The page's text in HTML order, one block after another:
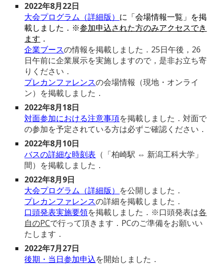
2022年8月22日
大会プログラム（詳細版） に「会場情報一覧」を掲
載しました．※参加申込された方のみアクセスでき
ます ．
企業ブースの情報を掲載しました．25日午後，26
日午前に企業展示を実施しますので，是非お立ち寄
りください．
プレカンファレンスの会場情報（現地・オンライ
ン）を掲載しました．
2022年8月18日
対面参加における注意事項を掲載しました．対面で
の参加を予定されている方は必ずご確認ください．
2022年8月10日
バスの詳細な時刻表 （「柏崎駅 ⇔ 新潟工科大学」
間）を掲載しました．
2022年8月9日
大会プログラム（詳細版） を公開しました．
プレカンファレンスの詳細を掲載しました．
口頭発表実施要領を掲載しました．※口頭発表は各
自のPCで行って頂きます．PCのご準備をお願いい
たします．
2022年7月27日
後期・当日参加申込を開始しました．